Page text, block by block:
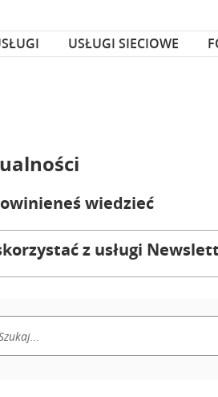
USŁUGI SIECIOWE
wiedzieć
z usługi